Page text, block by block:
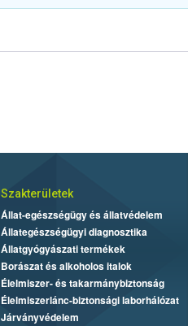
Szakterületek
Állat-egészségügy és állatvédelem
Állategészségügyi diagnosztika
Állatgyógyászati termékek
Borászat és alkoholos italok
Élelmiszer- és takarmánybiztonság
Élelmiszerlánc-biztonsági laborhálózat
Járványvédelem